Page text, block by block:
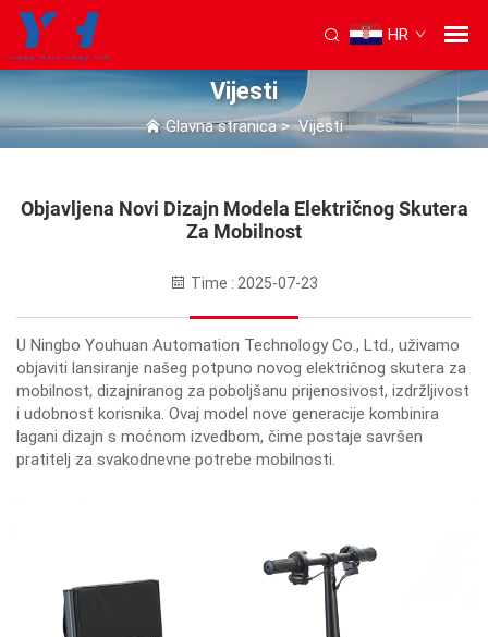
HR
Vijesti
Glavna stranica>Vijesti
Objavljena Novi Dizajn Modela Električnog Skutera
Za Mobilnost
Time : 2025-07-23
U Ningbo Youhuan Automation Technology Co., Ltd., uživamo
objaviti lansiranje našeg potpuno novog električnog skutera za
mobilnost, dizajniranog za poboljšanu prijenosivost, izdržljivost
i udobnost korisnika. Ovaj model nove generacije kombinira
lagani dizajn s moćnom izvedbom, čime postaje savršen
pratitelj za svakodnevne potrebe mobilnosti.